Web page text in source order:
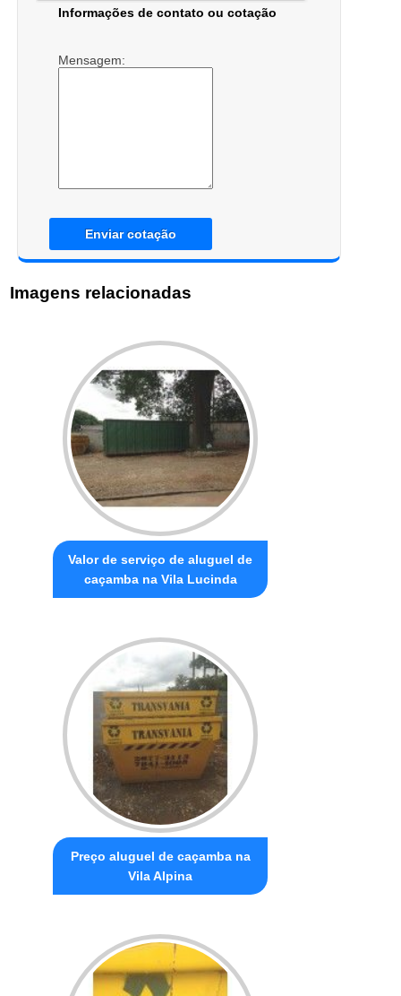
Informações de contato ou cotação
Mensagem:
Enviar cotação
Imagens relacionadas
Valor de serviço de aluguel de
caçamba na Vila Lucinda
Preço aluguel de caçamba na
Vila Alpina